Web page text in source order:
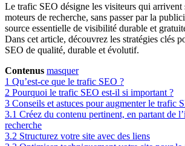
Le trafic SEO désigne les visiteurs qui arrivent
moteurs de recherche, sans passer par la
source essentielle de visibilité durable et
Dans cet article, découvrez les stratégies clés
SEO de qualité, durable et évolutif.
Contenus masquer
1 Qu’est-ce que le trafic SEO ?
2 Pourquoi le trafic SEO est-il si important ?
3 Conseils et astuces pour augmenter le trafic
3.1 Créez du contenu pertinent, en partant de
recherche
3.2 Structurez votre site avec des liens